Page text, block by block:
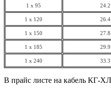
1 x 95 24.2
1 x 120 26.4
1 x 150 27.8
1 x 185 29.9
1 x 240 33.3
В прайс листе на кабель КГ-